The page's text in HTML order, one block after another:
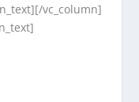
vc_column]